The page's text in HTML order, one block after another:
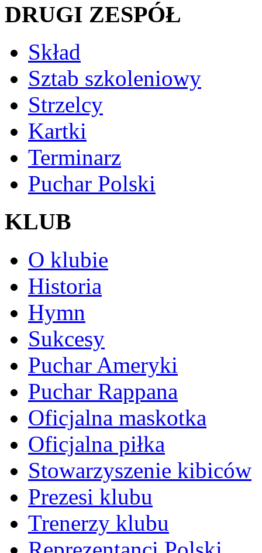
DRUGI ZESPÓŁ
Skład
Sztab szkoleniowy
Strzelcy
Kartki
Terminarz
Puchar Polski
KLUB
O klubie
Historia
Hymn
Sukcesy
Puchar Ameryki
Puchar Rappana
Oficjalna maskotka
Oficjalna piłka
Stowarzyszenie kibiców
Prezesi klubu
Trenerzy klubu